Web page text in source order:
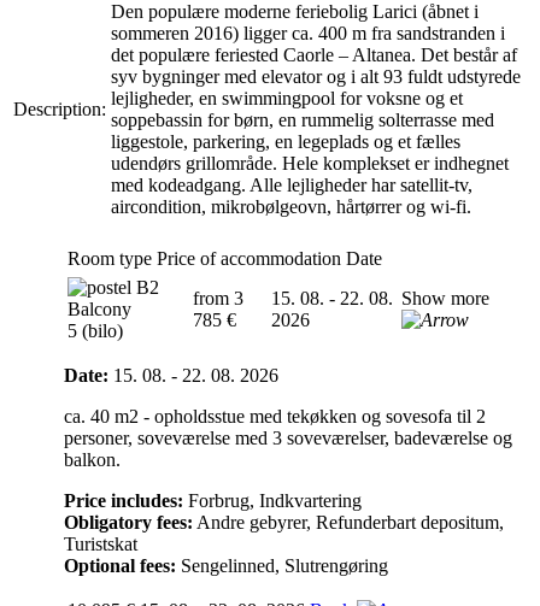
Description:
Den populære moderne feriebolig Larici (åbnet i
sommeren 2016) ligger ca. 400 m fra sandstranden i
det populære feriested Caorle – Altanea. Det består af
syv bygninger med elevator og i alt 93 fuldt udstyrede
lejligheder, en swimmingpool for voksne og et
soppebassin for børn, en rummelig solterrasse med
liggestole, parkering, en legeplads og et fælles
udendørs grillområde. Hele komplekset er indhegnet
med kodeadgang. Alle lejligheder har satellit-tv,
aircondition, mikrobølgeovn, hårtørrer og wi-fi.
Room type Price of accommodation Date
B2
Balcony
5 (bilo)
from 3
785 €
15. 08. - 22. 08.
2026
Show more
Date: 15. 08. - 22. 08. 2026
ca. 40 m2 - opholdsstue med tekøkken og sovesofa til 2
personer, soveværelse med 3 soveværelser, badeværelse og
balkon.
Price includes: Forbrug, Indkvartering
Obligatory fees: Andre gebyrer, Refunderbart depositum,
Turistskat
Optional fees: Sengelinned, Slutrengøring